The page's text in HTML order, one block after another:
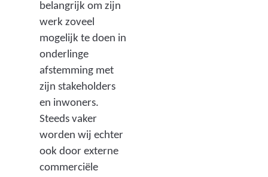
belangrijk om zijn
werk zoveel
mogelijk te doen in
onderlinge
afstemming met
zijn stakeholders
en inwoners.
Steeds vaker
worden wij echter
ook door externe
commerciële